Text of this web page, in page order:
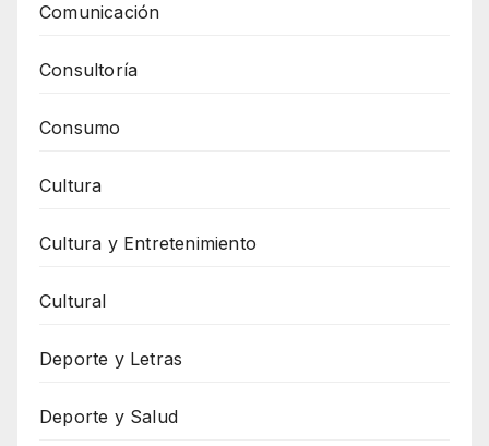
Comunicación
Consultoría
Consumo
Cultura
Cultura y Entretenimiento
Cultural
Deporte y Letras
Deporte y Salud